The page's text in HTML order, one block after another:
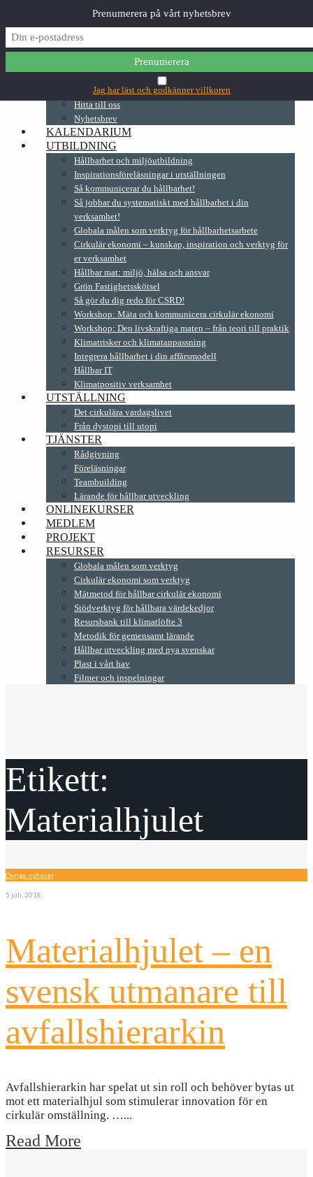
✕Main Menu
OM OSS
Ekocentrums historia
Hitta till oss
Nyhetsbrev
KALENDARIUM
UTBILDNING
Hållbarhet och miljöutbildning
Inspirationsföreläsningar i utställningen
Så kommunicerar du hållbarhet!
Så jobbar du systematiskt med hållbarhet i din
verksamhet!
Globala målen som verktyg för hållbarhetsarbete
Cirkulär ekonomi – kunskap, inspiration och verktyg för
er verksamhet
Hållbar mat: miljö, hälsa och ansvar
Grön Fastighetsskötsel
Så gör du dig redo för CSRD!
Workshop: Mäta och kommunicera cirkulär ekonomi
Workshop: Den livskraftiga maten – från teori till praktik
Klimatrisker och klimatanpassning
Integrera hållbarhet i din affärsmodell
Hållbar IT
Klimatpositiv verksamhet
UTSTÄLLNING
Det cirkulära vardagslivet
Från dystopi till utopi
TJÄNSTER
Rådgivning
Föreläsningar
Teambuilding
Lärande för hållbar utveckling
ONLINEKURSER
MEDLEM
PROJEKT
RESURSER
Globala målen som verktyg
Cirkulär ekonomi som verktyg
Mätmetod för hållbar cirkulär ekonomi
Stödverktyg för hållbara värdekedjor
Resursbank till klimatlöfte 3
Metodik för gemensamt lärande
Hållbar utveckling med nya svenskar
Plast i vårt hav
Filmer och inspelningar
Etikett:
Materialhjulet
Övriga nyheter
5 juli, 2018
Materialhjulet – en
svensk utmanare till
avfallshierarkin
Avfallshierarkin har spelat ut sin roll och behöver bytas ut
mot ett materialhjul som stimulerar innovation för en
cirkulär omställning. …...
Read More
Prenumerera på vårt nyhetsbrev
Jag har läst och godkänner villkoren